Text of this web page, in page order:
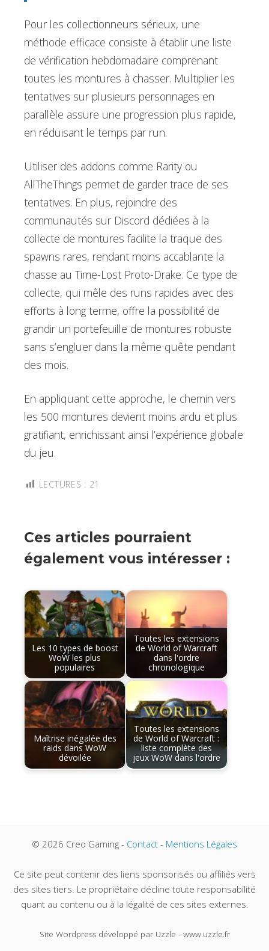
Pour les collectionneurs sérieux, une
méthode efficace consiste à établir une liste
de vérification hebdomadaire comprenant
toutes les montures à chasser. Multiplier les
tentatives sur plusieurs personnages en
parallèle assure une progression plus rapide,
en réduisant le temps par run.
Utiliser des addons comme Rarity ou
AllTheThings permet de garder trace de ses
tentatives. En plus, rejoindre des
communautés sur Discord dédiées à la
collecte de montures facilite la traque des
spawns rares, rendant moins accablante la
chasse au Time-Lost Proto-Drake. Ce type de
collecte, qui mêle des runs rapides avec des
efforts à long terme, offre la possibilité de
grandir un portefeuille de montures robuste
sans s’engluer dans la même quête pendant
des mois.
En appliquant cette approche, le chemin vers
les 500 montures devient moins ardu et plus
gratifiant, enrichissant ainsi l’expérience globale
du jeu.
LECTURES : 21
Ces articles pourraient
également vous intéresser :
Les 10 types de boost
WoW les plus
populaires
Toutes les extensions
de World of Warcraft
dans l'ordre
chronologique
Maîtrise inégalée des
raids dans WoW
dévoilée
Toutes les extensions
de World of Warcraft :
liste complète des
jeux WoW dans l'ordre
© 2026 Creo Gaming - Contact - Mentions Légales
Ce site peut contenir des liens sponsorisés ou affiliés vers
des sites tiers. Le propriétaire décline toute responsabilité
quant au contenu ou à la légalité de ces sites externes.
Site Wordpress développé par Uzzle - www.uzzle.fr